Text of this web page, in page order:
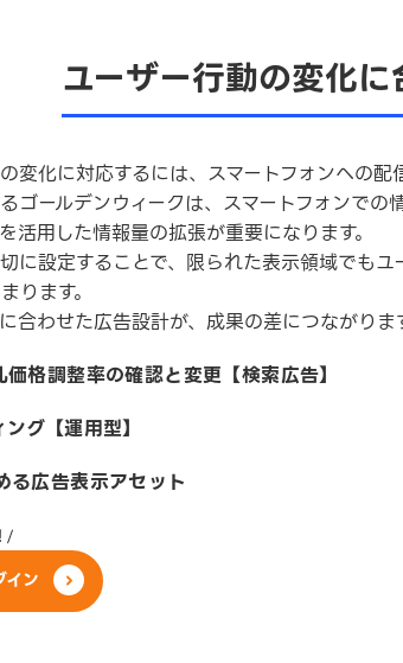
ユーザー行動の変化
変化に対応するには、スマートフォンへの配
ゴールデンウィークは、スマートフォンで
活用した情報量の拡張が重要になります。
に設定することで、限られた表示領域でも
ります。
合わせた広告設計が、成果の差につながりま
格調整率の確認と変更【検索広告】
グ【運用型】
る広告表示アセット
イン